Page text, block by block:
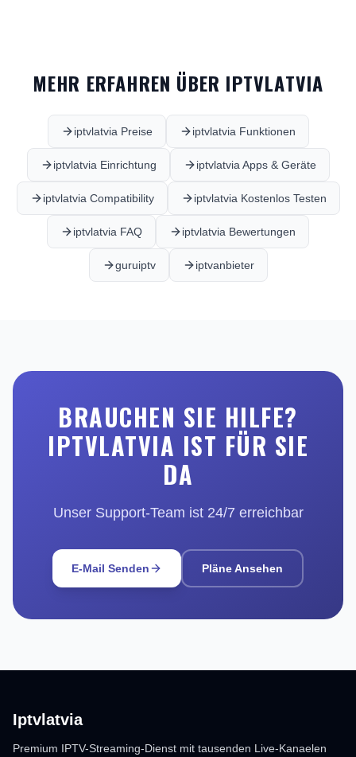
MEHR ERFAHREN ÜBER IPTVLATVIA
iptvlatvia Preise iptvlatvia Funktionen
iptvlatvia Einrichtung iptvlatvia Apps & Geräte
iptvlatvia Compatibility iptvlatvia Kostenlos Testen
iptvlatvia FAQ iptvlatvia Bewertungen
guruiptv iptvanbieter
BRAUCHEN SIE HILFE?
IPTVLATVIA IST FÜR SIE
DA
Unser Support-Team ist 24/7 erreichbar
E-Mail Senden Pläne Ansehen
Iptvlatvia
Premium IPTV-Streaming-Dienst mit tausenden Live-Kanaelen